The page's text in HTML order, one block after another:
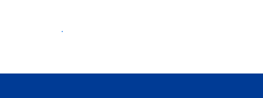
Začít přijímat hosty